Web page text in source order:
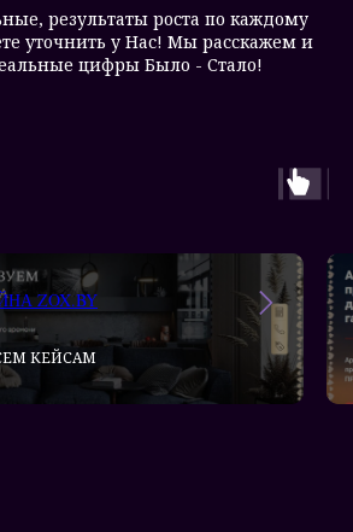
результаты роста по каждому
уточнить у Нас! Мы расскажем и
цифры Было - Стало!
ZOX.BY
КЕЙСАМ